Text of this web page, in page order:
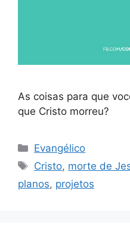
As coisas para que
que Cristo morreu?
Categorias
Evangélico
Tags
Cristo, morte de
planos, projetos